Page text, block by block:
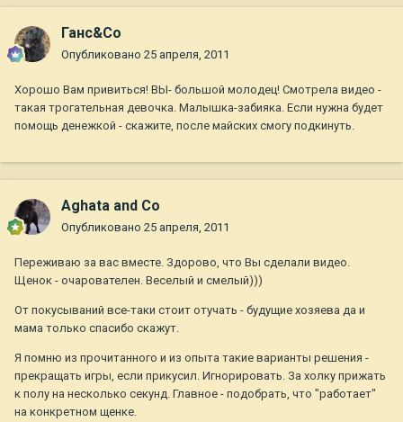
Ганс&Co
Опубликовано 25 апреля, 2011
Хорошо Вам привиться! ВЫ- большой молодец! Смотрела видео -
такая трогательная девочка. Малышка-забияка. Если нужна будет
помощь денежкой - скажите, после майских смогу подкинуть.
Aghata and Co
Опубликовано 25 апреля, 2011
Переживаю за вас вместе. Здорово, что Вы сделали видео.
Щенок - очарователен. Веселый и смелый)))
От покусываний все-таки стоит отучать - будущие хозяева да и
мама только спасибо скажут.
Я помню из прочитанного и из опыта такие варианты решения -
прекращать игры, если прикусил. Игнорировать. За холку прижать
к полу на несколько секунд. Главное - подобрать, что "работает"
на конкретном щенке.